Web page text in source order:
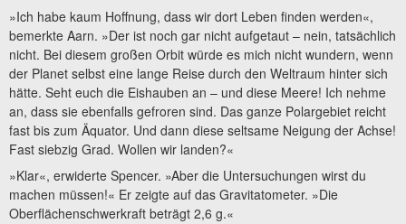
»Ich habe kaum Hoffnung, dass wir dort Leben finden werden«,
bemerkte Aarn. »Der ist noch gar nicht aufgetaut – nein, tatsächlich
nicht. Bei diesem großen Orbit würde es mich nicht wundern, wenn
der Planet selbst eine lange Reise durch den Weltraum hinter sich
hätte. Seht euch die Eishauben an – und diese Meere! Ich nehme
an, dass sie ebenfalls gefroren sind. Das ganze Polargebiet reicht
fast bis zum Äquator. Und dann diese seltsame Neigung der Achse!
Fast siebzig Grad. Wollen wir landen?«
»Klar«, erwiderte Spencer. »Aber die Untersuchungen wirst du
machen müssen!« Er zeigte auf das Gravitatometer. »Die
Oberflächenschwerkraft beträgt 2,6 g.«